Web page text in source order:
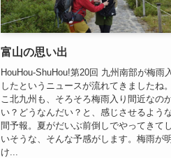
富山の思い出
HouHou-ShuHou!第20回 九州南部が梅雨
したというニュースが流れてきましたね
こ北九州も、そろそろ梅雨入り間近なの
い？どうなんだい？と、感じさせるよう
間予報。夏がだいぶ前倒しでやってきて
いそうな、そんな予感がします。梅雨が
け...